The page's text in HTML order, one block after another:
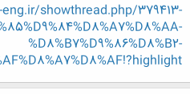
showthread.php/379413-
%D8%B7%D9%86%D8%B2-